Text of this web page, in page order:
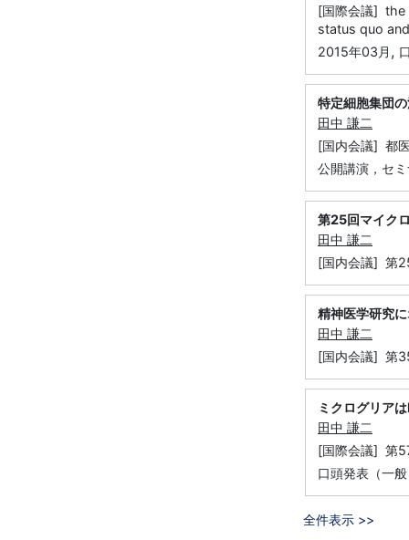
[国際会議] the
status quo
2015年03月 ,
特定細胞集団
田中 謙二
[国内会議] 都
公開講演，セ
第25回マイク
田中 謙二
[国内会議] 第
精神医学研究
田中 謙二
[国内会議] 第
ミクログリア
田中 謙二
[国際会議] 第
口頭発表（一
全件表示 >>